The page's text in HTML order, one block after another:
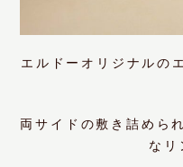
エルドーオリジナルの
両サイドの敷き詰めら
なリ